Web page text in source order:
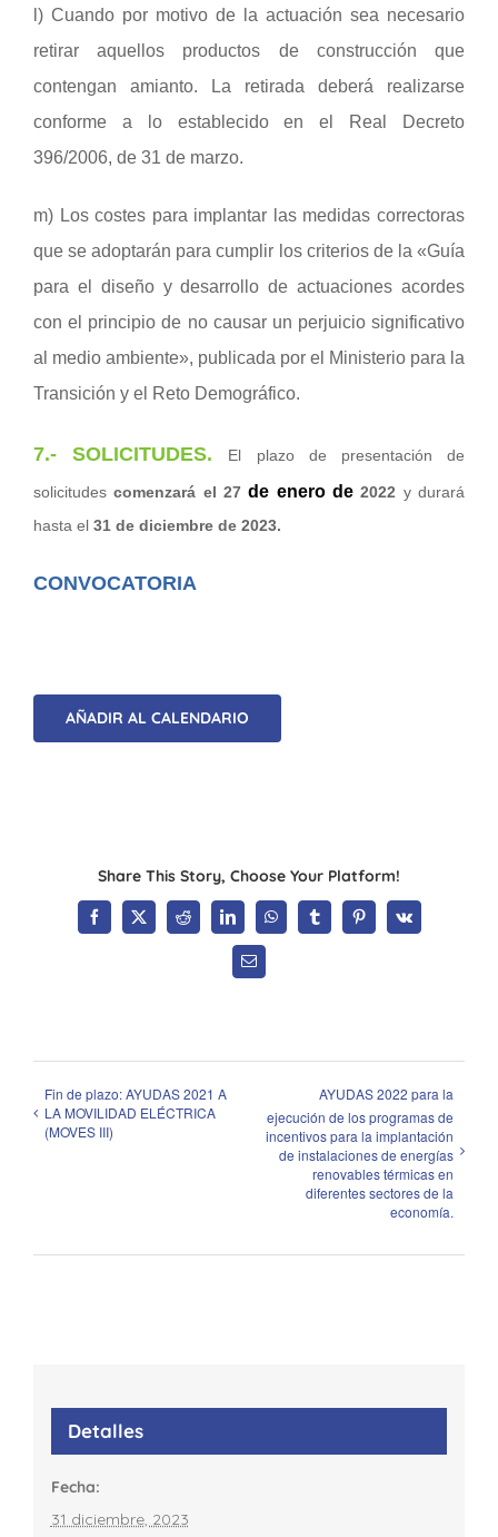
l) Cuando por motivo de la actuación sea necesario
retirar aquellos productos de construcción que
contengan amianto. La retirada deberá realizarse
conforme a lo establecido en el Real Decreto
396/2006, de 31 de marzo.
m) Los costes para implantar las medidas correctoras
que se adoptarán para cumplir los criterios de la «Guía
para el diseño y desarrollo de actuaciones acordes
con el principio de no causar un perjuicio significativo
al medio ambiente», publicada por el Ministerio para la
Transición y el Reto Demográfico.
7.-SOLICITUDES. El plazo de presentación de
solicitudescomenzará el 27de enero de 2022 y durará
hasta el 31 de diciembre de 2023.
CONVOCATORIA
AÑADIR AL CALENDARIO
Share This Story, Choose Your Platform!
Facebook
X Reddit LinkedInWhatsAppTumblrPinterest
Vk
Correo
electrónico
Fin de plazo: AYUDAS 2021 A
LA MOVILIDAD ELÉCTRICA
(MOVES III)
AYUDAS 2022 para la
ejecución de los programas de
incentivos para la implantación
de instalaciones de energías
renovables térmicas en
diferentes sectores de la
economía.
Detalles
Fecha:
31 diciembre, 2023